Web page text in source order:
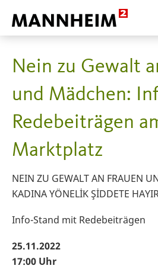
Nein zu Gewalt
und Mädchen:
Redebeiträgen
Marktplatz
NEIN ZU GEWALT AN FRAUEN
KADINA YÖNELİK ŞİDDETE
Info-Stand mit Redebeiträgen
25.11.2022
17:00 Uhr